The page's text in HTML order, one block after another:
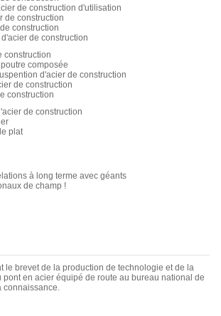
de construction d'utilisation
de construction
construction
de construction
construction
composée
d'acier de construction
de construction
construction
de construction
plat
à long terme avec géants
de champ !
le brevet de la production de technologie et de la
en acier équipé de route au bureau national de
connaissance.